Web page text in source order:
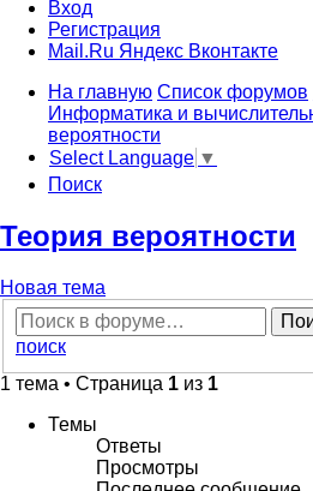
Вход
Регистрация
Mail.Ru Яндекс Вконтакте
На главную Список форумов
Информатика и
вероятности
Select Language ▼
Поиск
Теория вероятности
Новая тема
поиск
1 тема • Страница 1 из 1
Темы
Ответы
Просмотры